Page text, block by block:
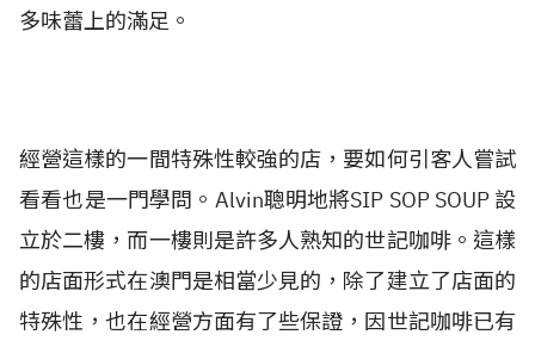
多味蕾上的滿足。
經營這樣的一間特殊性較強的店，要如何引客人嘗試
看看也是一門學問。Alvin聰明地將SIP SOP SOUP 設
立於二樓，而一樓則是許多人熟知的世記咖啡。這樣
的店面形式在澳門是相當少見的，除了建立了店面的
特殊性，也在經營方面有了些保證，因世記咖啡已有